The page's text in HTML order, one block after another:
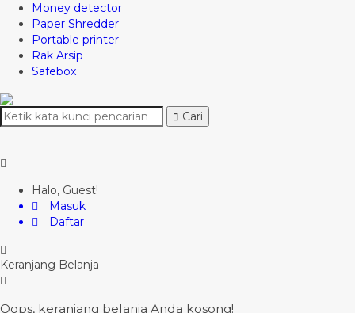
Money detector
Paper Shredder
Portable printer
Rak Arsip
Safebox
Cari
Halo, Guest!
Masuk
Daftar
Keranjang Belanja
Oops, keranjang belanja Anda kosong!